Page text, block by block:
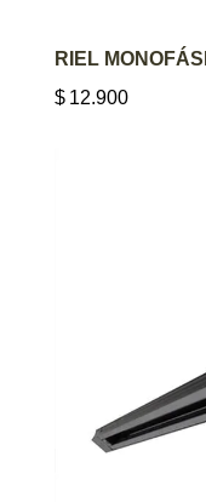
RIEL
$ 12.900